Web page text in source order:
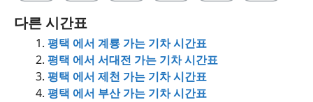
다른 시간표
평택 에서 계룡 가는 기차 시간표
평택 에서 서대전 가는 기차 시간표
평택 에서 제천 가는 기차 시간표
평택 에서 부산 가는 기차 시간표